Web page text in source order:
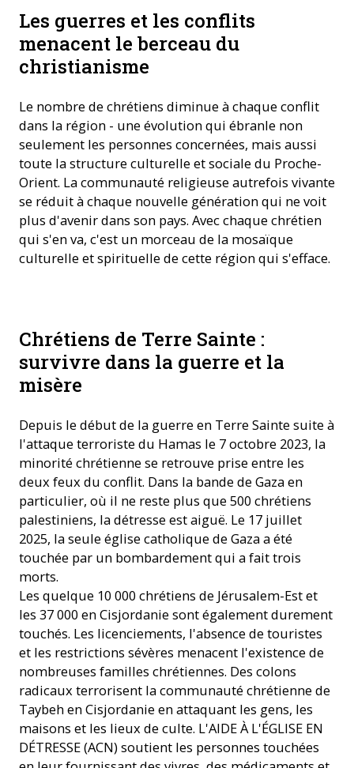
Les guerres et les conflits
menacent le berceau du
christianisme
Le nombre de chrétiens diminue à chaque conflit
dans la région - une évolution qui ébranle non
seulement les personnes concernées, mais aussi
toute la structure culturelle et sociale du Proche-
Orient. La communauté religieuse autrefois vivante
se réduit à chaque nouvelle génération qui ne voit
plus d'avenir dans son pays. Avec chaque chrétien
qui s'en va, c'est un morceau de la mosaïque
culturelle et spirituelle de cette région qui s'efface.
Chrétiens de Terre Sainte :
survivre dans la guerre et la
misère
Depuis le début de la guerre en Terre Sainte suite à
l'attaque terroriste du Hamas le 7 octobre 2023, la
minorité chrétienne se retrouve prise entre les
deux feux du conflit. Dans la bande de Gaza en
particulier, où il ne reste plus que 500 chrétiens
palestiniens, la détresse est aiguë. Le 17 juillet
2025, la seule église catholique de Gaza a été
touchée par un bombardement qui a fait trois
morts.
Les quelque 10 000 chrétiens de Jérusalem-Est et
les 37 000 en Cisjordanie sont également durement
touchés. Les licenciements, l'absence de touristes
et les restrictions sévères menacent l'existence de
nombreuses familles chrétiennes. Des colons
radicaux terrorisent la communauté chrétienne de
Taybeh en Cisjordanie en attaquant les gens, les
maisons et les lieux de culte. L'AIDE À L'ÉGLISE EN
DÉTRESSE (ACN) soutient les personnes touchées
©ACN